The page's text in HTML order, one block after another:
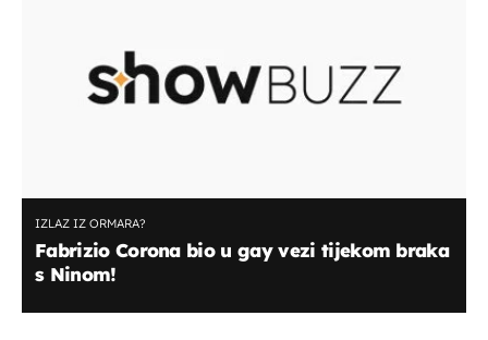
IZLAZ IZ ORMARA?
Fabrizio Corona bio u gay vezi tijekom braka
s Ninom!